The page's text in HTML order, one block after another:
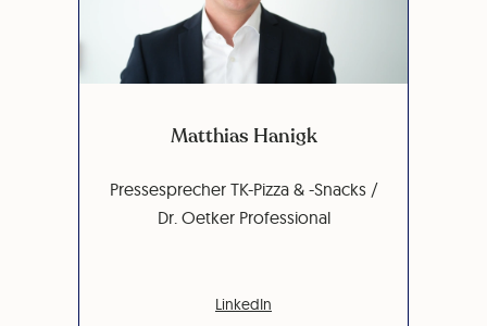
Matthias Hanigk
Pressesprecher TK-Pizza & -Snacks /
Dr. Oetker Professional
LinkedIn